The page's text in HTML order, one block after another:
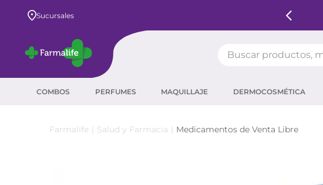
Sucursales
COMBOS PERFUMES MAQUILLAJE DERMOCOSMÉTICA
Salud y Farmacia Medicamentos de Venta Libre